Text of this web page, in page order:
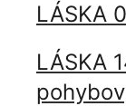
LÁSKA
LÁSKA